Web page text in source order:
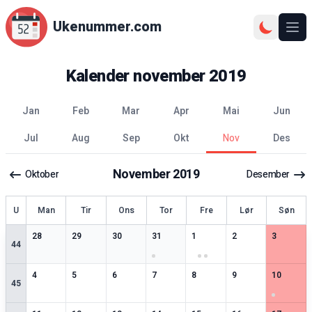
Ukenummer.com
Kalendernovember2019
jan feb mar apr mai
jun
jul
aug sep okt nov des
Oktober November2019 Desember
Uke Man Tir Ons Tor Fre Lør Søn
44
28
2spesielle datoer
29
2spesielle datoer
30
2spesielle datoer
31
3spesielle datoer
15 spesielle datoer
2
2spesielle datoer
3
2
45
4
2spesielle datoer
5
2spesielle datoer
6
2spesielle datoer
7
2spesielle datoer
8
2spesielle datoer
9
2spesielle datoer
10
4